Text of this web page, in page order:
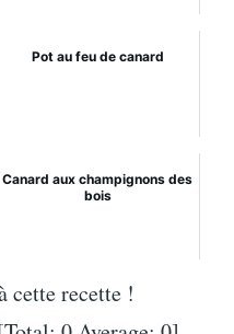
Pot au feu de canard
Canard aux champignons des
bois
cette recette !